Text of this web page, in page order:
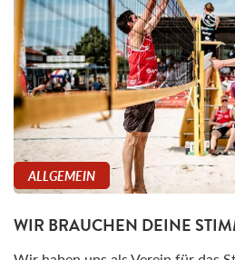
ALLGEMEIN
WIR BRAUCHEN DEINE